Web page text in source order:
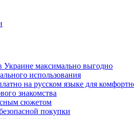
Украине максимально выгодно
использования
на русском языке для
знакомства
сюжетом
покупки